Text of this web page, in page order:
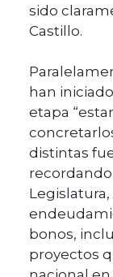
sido
Castillo.
han
etapa
distintas
bonos,
proyectos